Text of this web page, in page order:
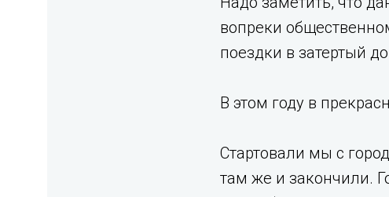
вопреки
поездки в затертый
В этом году в
Стартовали мы с
там же и закончили.